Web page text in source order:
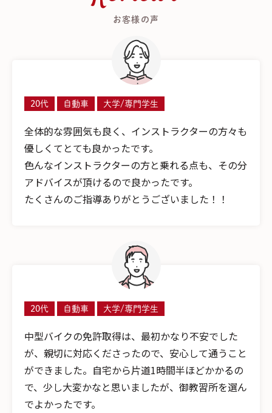
お客様の声
20代 自動車 大学/専門学生
全体的な雰囲気も良く、インストラクターの方々も
優しくてとても良かったです。
色んなインストラクターの方と乗れる点も、その分
アドバイスが頂けるので良かったです。
たくさんのご指導ありがとうございました！！
20代 自動車 大学/専門学生
中型バイクの免許取得は、最初かなり不安でした
が、親切に対応くださったので、安心して通うこと
ができました。自宅から片道1時間半ほどかかるの
で、少し大変かなと思いましたが、御教習所を選ん
でよかったです。